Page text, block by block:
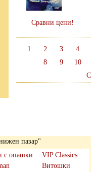
Сравни цени!
1 2 3
4
8
9 10
пазар"
с опашки
VIP Classics
Витошки